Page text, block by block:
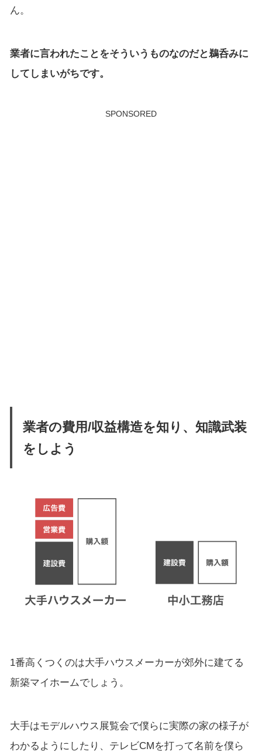
ん。
業者に言われたことをそういうものなのだと鵜呑みに
してしまいがちです。
SPONSORED
業者の費用/収益構造を知り、知識武装
をしよう
1番高くつくのは大手ハウスメーカーが郊外に建てる
新築マイホームでしょう。
大手はモデルハウス展覧会で僕らに実際の家の様子が
わかるようにしたり、テレビCMを打って名前を僕ら